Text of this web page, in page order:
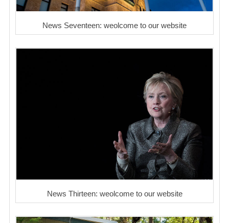
News Seventeen: weolcome to our website
News Thirteen: weolcome to our website